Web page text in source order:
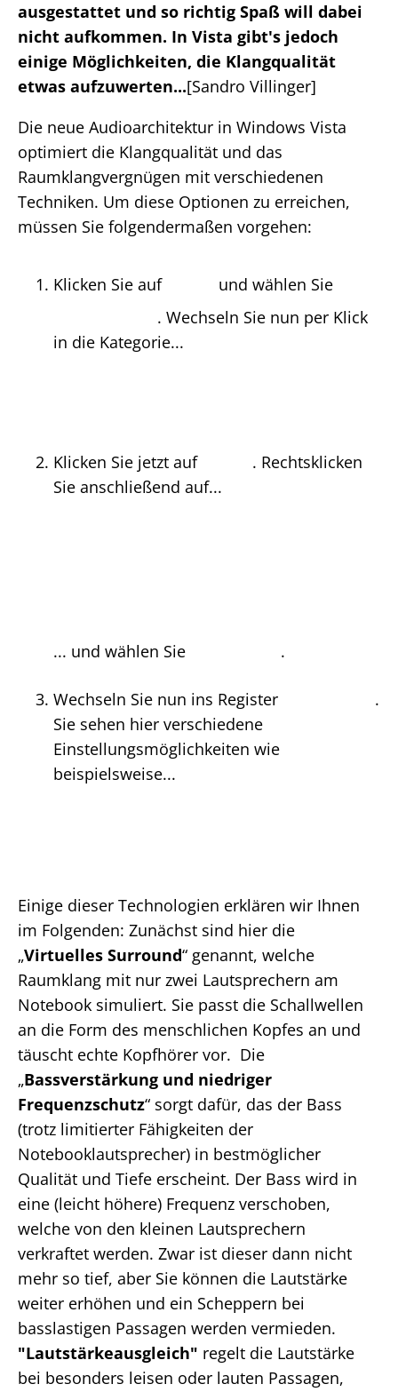
ausgestattet und so richtig Spaß will dabei
nicht aufkommen. In Vista gibt's jedoch
einige Möglichkeiten, die Klangqualität
etwas aufzuwerten...[Sandro Villinger]
Die neue Audioarchitektur in Windows Vista
optimiert die Klangqualität und das
Raumklangvergnügen mit verschiedenen
Techniken. Um diese Optionen zu erreichen,
müssen Sie folgendermaßen vorgehen:
Klicken Sie auf
und wählen Sie
. Wechseln Sie nun per Klick
in die Kategorie...
Klicken Sie jetzt auf
. Rechtsklicken
Sie anschließend auf...
... und wählen Sie .
Wechseln Sie nun ins Register
.
Sie sehen hier verschiedene
Einstellungsmöglichkeiten wie
beispielsweise...
Einige dieser Technologien erklären wir Ihnen
im Folgenden: Zunächst sind hier die
„Virtuelles Surround“ genannt, welche
Raumklang mit nur zwei Lautsprechern am
Notebook simuliert. Sie passt die Schallwellen
an die Form des menschlichen Kopfes an und
täuscht echte Kopfhörer vor. Die
„Bassverstärkung und niedriger
Frequenzschutz“ sorgt dafür, das der Bass
(trotz limitierter Fähigkeiten der
Notebooklautsprecher) in bestmöglicher
Qualität und Tiefe erscheint. Der Bass wird in
eine (leicht höhere) Frequenz verschoben,
welche von den kleinen Lautsprechern
verkraftet werden. Zwar ist dieser dann nicht
mehr so tief, aber Sie können die Lautstärke
weiter erhöhen und ein Scheppern bei
basslastigen Passagen werden vermieden.
"Lautstärkeausgleich" regelt die Lautstärke
bei besonders leisen oder lauten Passagen,